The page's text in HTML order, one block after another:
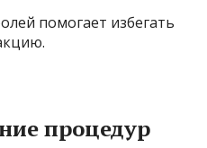
помогает избегать
процедур